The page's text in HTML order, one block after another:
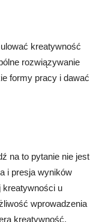
kreatywność
rozwiązywanie
formy pracy i dawać
na to pytanie nie jest
i presja wyników
kreatywności u
wprowadzenia
kreatywność.